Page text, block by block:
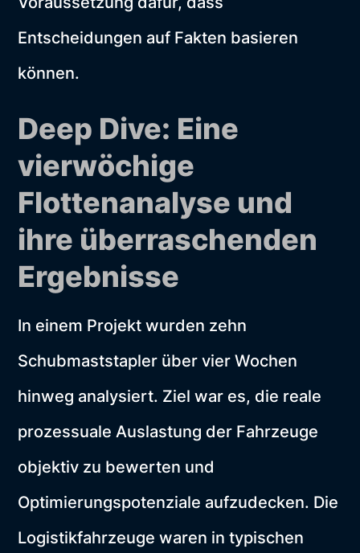
Entscheidungen auf Fakten basieren
können.
Deep Dive: Eine
vierwöchige
Flottenanalyse und
ihre überraschenden
Ergebnisse
In einem Projekt wurden zehn
Schubmaststapler über vier Wochen
hinweg analysiert. Ziel war es, die reale
prozessuale Auslastung der Fahrzeuge
objektiv zu bewerten und
Optimierungspotenziale aufzudecken. Die
Logistikfahrzeuge waren in typischen